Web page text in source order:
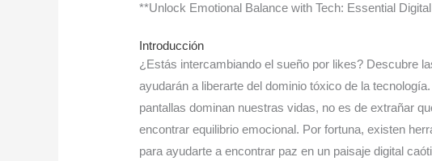
**Unlock Emotional Balance with Tech: Essential
Introducción
¿Estás intercambiando el sueño por likes? Descubre
ayudarán a liberarte del dominio tóxico de la
pantallas dominan nuestras vidas, no es de extrañar
encontrar equilibrio emocional. Por fortuna, existen
para ayudarte a encontrar paz en un paisaje digital